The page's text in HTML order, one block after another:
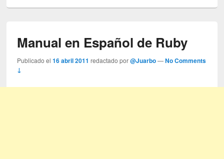
Manual en Español de Ruby
Publicado el16 abril 2011 redactado por@Juarbo —No Comments
↓